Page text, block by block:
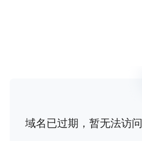
域名已过期，暂无法访问